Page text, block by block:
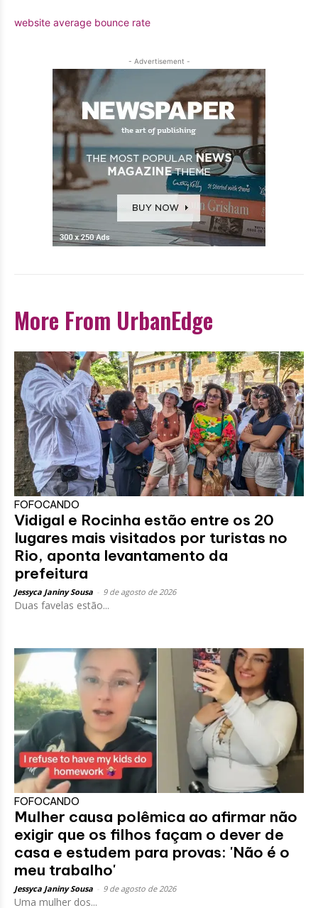
website average bounce rate
- Advertisement -
More From UrbanEdge
FOFOCANDO
Vidigal e Rocinha estão entre os 20
lugares mais visitados por turistas no
Rio, aponta levantamento da
prefeitura
Jessyca Janiny Sousa 9 de agosto de 2026
Duas favelas estão...
FOFOCANDO
Mulher causa polêmica ao afirmar não
exigir que os filhos façam o dever de
casa e estudem para provas: 'Não é o
meu trabalho'
Jessyca Janiny Sousa 9 de agosto de 2026
Uma mulher dos...